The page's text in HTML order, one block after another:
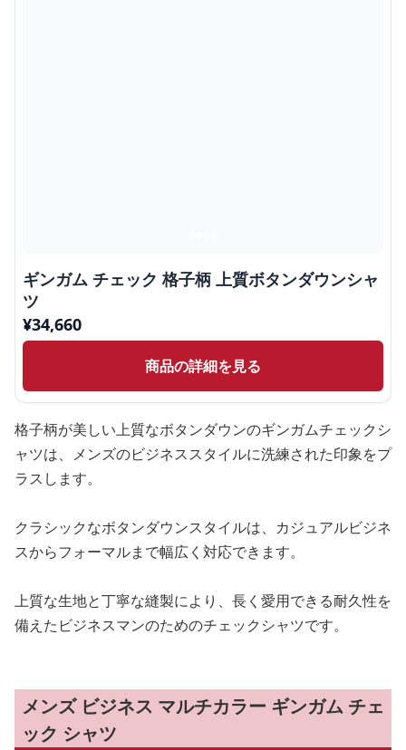
ギンガム チェック 格子柄 上質ボタンダウンシャ
ツ
¥34,660
商品の詳細を見る
格子柄が美しい上質なボタンダウンのギンガムチェックシ
ャツは、メンズのビジネススタイルに洗練された印象をプ
ラスします。
クラシックなボタンダウンスタイルは、カジュアルビジネ
スからフォーマルまで幅広く対応できます。
上質な生地と丁寧な縫製により、長く愛用できる耐久性を
備えたビジネスマンのためのチェックシャツです。
メンズ ビジネス マルチカラー ギンガム チェ
ック シャツ